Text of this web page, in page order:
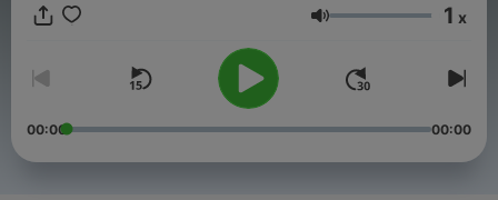
Volumen 1 x
00:00 00:00